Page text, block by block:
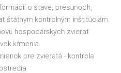
o stave, presunoch,
štátnym kontrolným inštitúciám.
hospodárskych zvierat
kŕmenia
pre zvieratá - kontrola